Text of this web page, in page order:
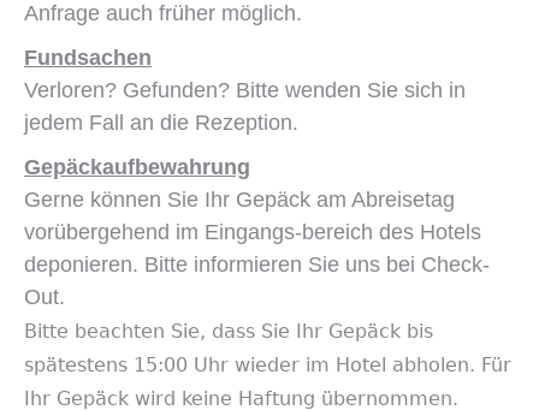
Anfrage auch früher möglich.
Fundsachen
Verloren? Gefunden? Bitte wenden Sie sich in
jedem Fall an die Rezeption.
Gepäckaufbewahrung
Gerne können Sie Ihr Gepäck am Abreisetag
vorübergehend im Eingangs-bereich des Hotels
deponieren. Bitte informieren Sie uns bei Check-
Out.
Bitte beachten Sie, dass Sie Ihr Gepäck bis
spätestens 15:00 Uhr wieder im Hotel abholen. Für
Ihr Gepäck wird keine Haftung übernommen.